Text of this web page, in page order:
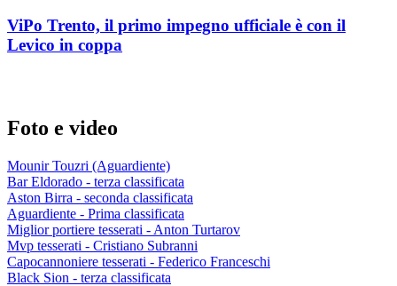
ViPo Trento, il primo impegno ufficiale è con il
Levico in coppa
Foto e video
Mounir Touzri (Aguardiente)
Bar Eldorado - terza classificata
Aston Birra - seconda classificata
Aguardiente - Prima classificata
Miglior portiere tesserati - Anton Turtarov
Mvp tesserati - Cristiano Subranni
Capocannoniere tesserati - Federico Franceschi
Black Sion - terza classificata